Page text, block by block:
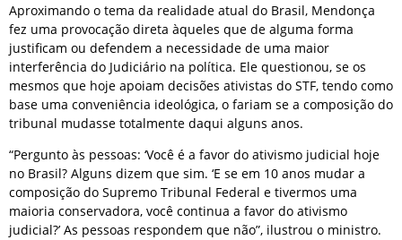
Aproximando o tema da realidade atual do Brasil, Mendonça
fez uma provocação direta àqueles que de alguma forma
justificam ou defendem a necessidade de uma maior
interferência do Judiciário na política. Ele questionou, se os
mesmos que hoje apoiam decisões ativistas do STF, tendo como
base uma conveniência ideológica, o fariam se a composição do
tribunal mudasse totalmente daqui alguns anos.
“Pergunto às pessoas: ‘Você é a favor do ativismo judicial hoje
no Brasil? Alguns dizem que sim. ‘E se em 10 anos mudar a
composição do Supremo Tribunal Federal e tivermos uma
maioria conservadora, você continua a favor do ativismo
judicial?’ As pessoas respondem que não”, ilustrou o ministro.